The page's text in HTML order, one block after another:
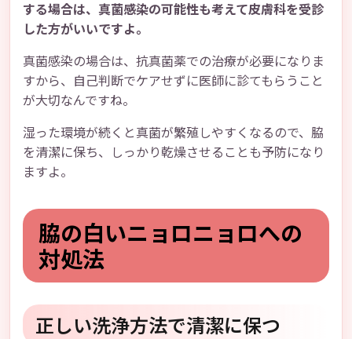
する場合は、真菌感染の可能性も考えて皮膚科を受診
した方がいいですよ。
真菌感染の場合は、抗真菌薬での治療が必要になりま
すから、自己判断でケアせずに医師に診てもらうこと
が大切なんですね。
湿った環境が続くと真菌が繁殖しやすくなるので、脇
を清潔に保ち、しっかり乾燥させることも予防になり
ますよ。
脇の白いニョロニョロへの
対処法
正しい洗浄方法で清潔に保つ